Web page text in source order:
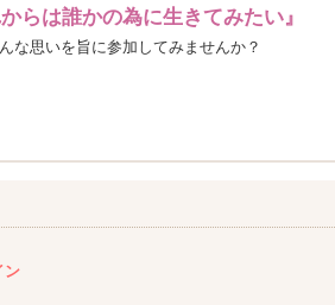
からは誰かの為に生きてみたい』
な思いを旨に参加してみませんか？
ン